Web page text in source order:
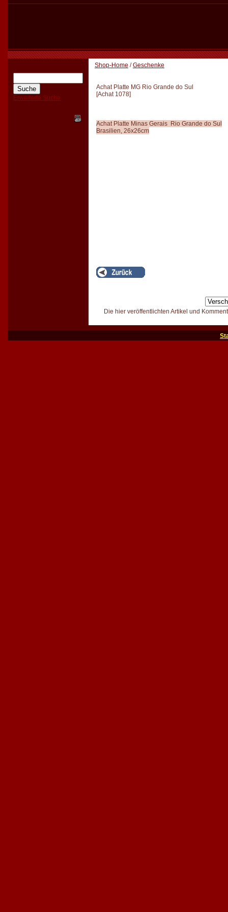
Erweiterte Suche
Shop-Home /Geschenke
Achat Platte MG Rio Grande do Sul
[Achat 1078]
Achat Platte Minas Gerais Rio Grande do Sul
Brasilien, 26x26cm
Die hier veröffentlichten Artikel und